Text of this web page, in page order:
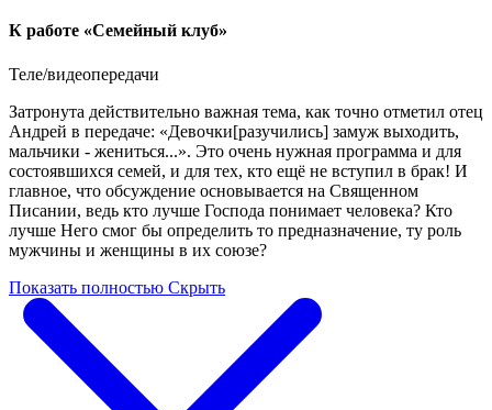
К работе «Семейный клуб»
Теле/видеопередачи
Затронута действительно важная тема, как точно отметил отец
Андрей в передаче: «Девочки[разучились] замуж выходить,
мальчики - жениться...». Это очень нужная программа и для
состоявшихся семей, и для тех, кто ещё не вступил в брак! И
главное, что обсуждение основывается на Священном
Писании, ведь кто лучше Господа понимает человека? Кто
лучше Него смог бы определить то предназначение, ту роль
мужчины и женщины в их союзе?
Показать полностью Скрыть